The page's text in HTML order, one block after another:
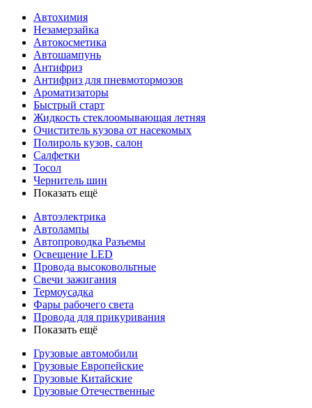
Автохимия
Незамерзайка
Автокосметика
Автошампунь
Антифриз
Антифриз для пневмотормозов
Ароматизаторы
Быстрый старт
Жидкость стеклоомывающая летняя
Очиститель кузова от насекомых
Полироль кузов, салон
Салфетки
Тосол
Чернитель шин
Показать ещё
Автоэлектрика
Автолампы
Автопроводка Разъемы
Освещение LED
Провода высоковольтные
Свечи зажигания
Термоусадка
Фары рабочего света
Провода для прикуривания
Показать ещё
Грузовые автомобили
Грузовые Европейские
Грузовые Китайские
Грузовые Отечественные